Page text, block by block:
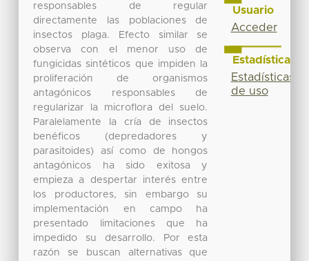
responsables de regular
directamente las poblaciones de
insectos plaga. Efecto similar se
observa con el menor uso de
fungicidas sintéticos que impiden la
proliferación de organismos
antagónicos responsables de
regularizar la microflora del suelo.
Paralelamente la cría de insectos
benéficos (depredadores y
parasitoides) así como de hongos
antagónicos ha sido exitosa y
empieza a despertar interés entre
los productores, sin embargo su
implementación en campo ha
presentado limitaciones que ha
impedido su desarrollo. Por esta
razón se buscan alternativas que
Usuario
Acceder
Estadísticas
Estadísticas
de uso